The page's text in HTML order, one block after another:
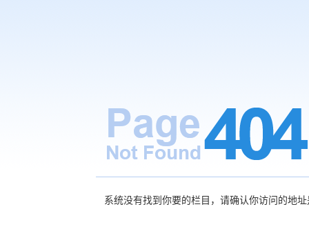
系统没有找到你要的栏目，请确认你访问的地